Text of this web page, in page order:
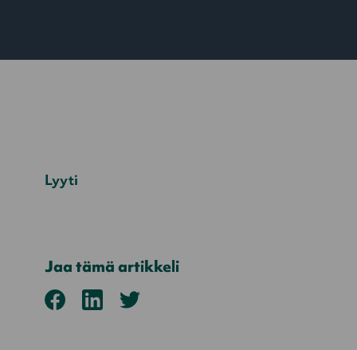
Lyyti
Jaa tämä artikkeli